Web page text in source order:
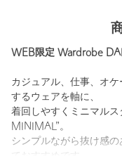
WEB限定 Wardrobe
カジュアル、仕事、オ
するウェアを軸に、
着回しやすくミニマル
MINIMAL”。
シンプルながら抜け感